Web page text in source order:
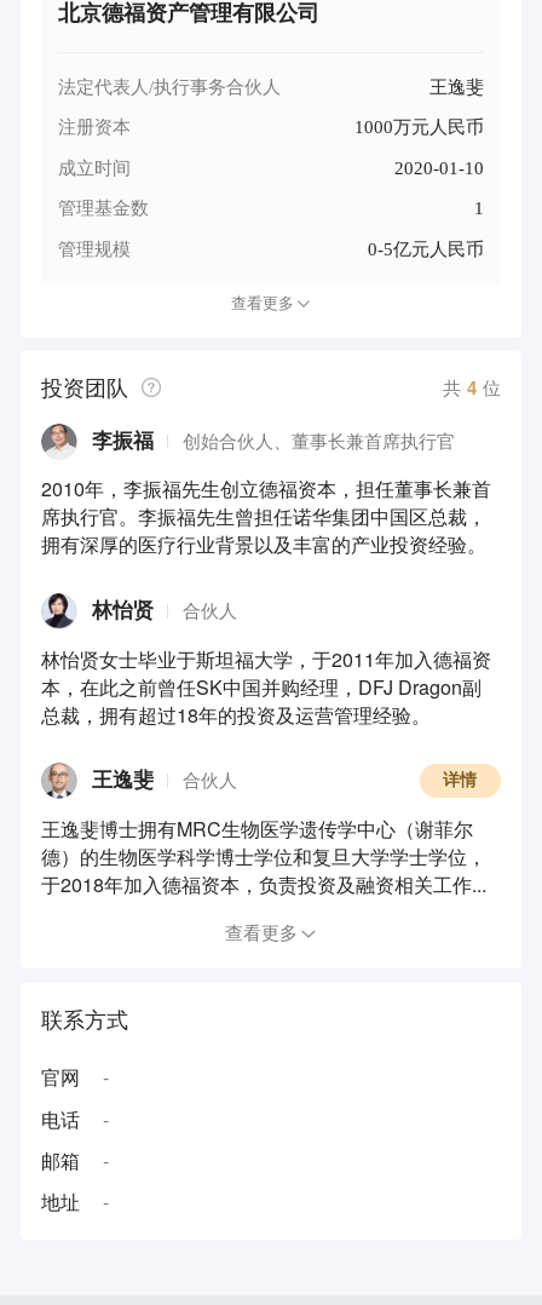
北京德福资产管理有限公司
法定代表人/执行事务合伙人 王逸斐
注册资本 1000万元人民币
成立时间 2020-01-10
管理基金数 1
管理规模 0-5亿元人民币
查看更多
投资团队 共 4 位
李振福 创始合伙人、董事长兼首席执行官
2010年，李振福先生创立德福资本，担任董事长兼首
席执行官。李振福先生曾担任诺华集团中国区总裁，
拥有深厚的医疗行业背景以及丰富的产业投资经验。
林怡贤 合伙人
林怡贤女士毕业于斯坦福大学，于2011年加入德福资
本，在此之前曾任SK中国并购经理，DFJ Dragon副
总裁，拥有超过18年的投资及运营管理经验。
王逸斐 合伙人
王逸斐博士拥有MRC生物医学遗传学中心（谢菲尔
德）的生物医学科学博士学位和复旦大学学士学位，
于2018年加入德福资本，负责投资及融资相关工作...
详情
查看更多
联系方式
官网
-
电话
-
邮箱
-
地址
-